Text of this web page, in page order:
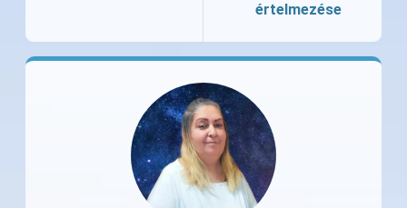
értelmezése